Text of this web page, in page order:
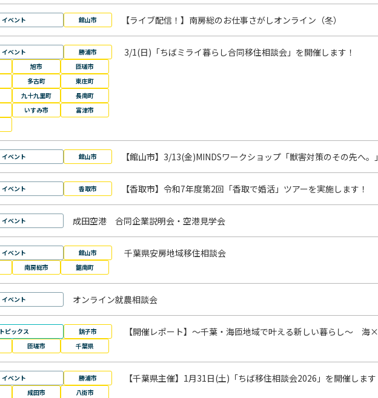
イベント 館山市 【ライブ配信！】南房総のお仕事さがしオンライン（冬）
イベント
勝浦市
旭市
匝瑳市
多古町
東庄町
九十九里町
長南町
いすみ市
富津市
3/1(日)「ちばミライ暮らし合同移住相談会」を開催します！
イベント 館山市 【館山市】3/13(金)MINDSワークショップ「獣害対策のその先へ
イベント 香取市 【香取市】令和7年度第2回「香取で婚活」ツアーを実施します！
イベント 成田空港 合同企業説明会・空港見学会
イベント
館山市
南房総市 鋸南町
千葉県安房地域移住相談会
イベント オンライン就農相談会
トピックス
銚子市
匝瑳市 千葉県
【開催レポート】～千葉・海匝地域で叶える新しい暮らし～ 海
イベント
勝浦市
成田市
八街市
【千葉県主催】1月31日(土)「ちば移住相談会2026」を開催します